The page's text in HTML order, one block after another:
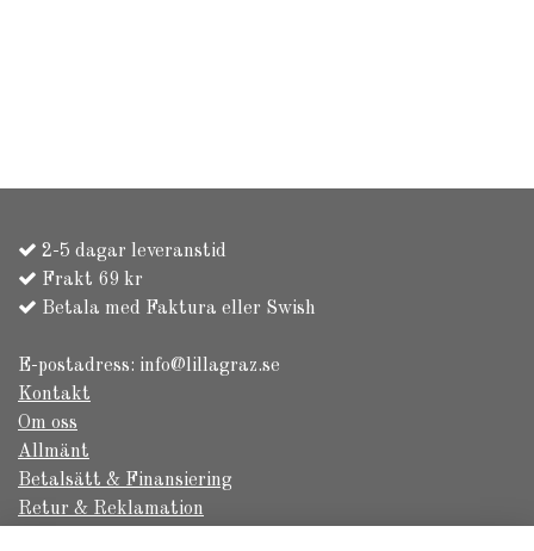
2-5 dagar leveranstid
Frakt 69 kr
Betala med Faktura eller Swish
E-postadress: info@lillagraz.se
Kontakt
Om oss
Allmänt
Betalsätt & Finansiering
Retur & Reklamation